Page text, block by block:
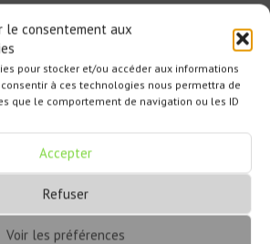
le consentement aux
pour stocker et/ou accéder aux informations
à ces technologies nous permettra de
que le comportement de navigation ou les ID
Accepter
Refuser
Voir les préférences